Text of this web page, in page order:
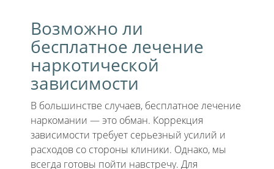
Возможно ли
бесплатное лечение
наркотической
зависимости
В большинстве случаев, бесплатное лечение
наркомании — это обман. Коррекция
зависимости требует серьезный усилий и
расходов со стороны клиники. Однако, мы
всегда готовы пойти навстречу. Для